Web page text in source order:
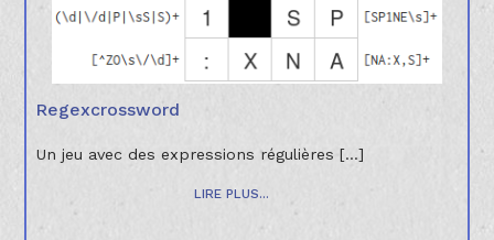
Regexcrossword
Un jeu avec des expressions régulières [...]
LIRE PLUS...